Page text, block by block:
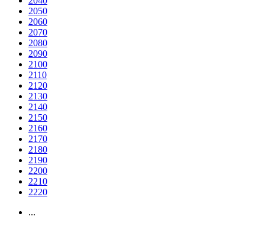
2050
2060
2070
2080
2090
2100
2110
2120
2130
2140
2150
2160
2170
2180
2190
2200
2210
2220
...